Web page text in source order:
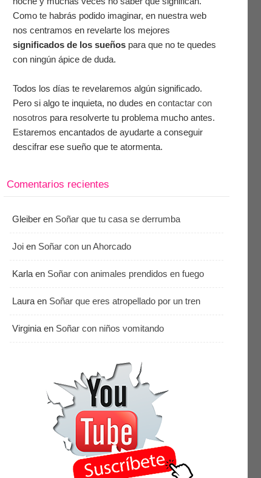
Como te habrás podido imaginar, en nuestra web
nos centramos en revelarte los mejores
significados de los sueños para que no te quedes
con ningún ápice de duda.
Todos los días te revelaremos algún significado.
Pero si algo te inquieta, no dudes en contactar con
nosotros para resolverte tu problema mucho antes.
Estaremos encantados de ayudarte a conseguir
descifrar ese sueño que te atormenta.
Comentarios recientes
Gleiber en Soñar que tu casa se derrumba
Joi en Soñar con un Ahorcado
Karla en Soñar con animales prendidos en fuego
Laura en Soñar que eres atropellado por un tren
Virginia en Soñar con niños vomitando